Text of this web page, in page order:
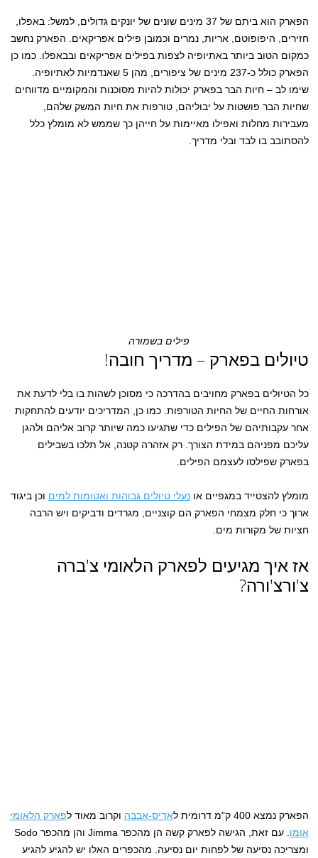
הפארק הוא ביתם של 37 מינים שונים של יונקים גדולים, למשל: באפלו,
חזירים, היפופוטם, אריות, נמרים וכמובן פילים אפריקאים. הפארק נחשב
כמקום הטוב ביותר באתיופיה לצפות בפילים אפריקאים ובבאפלו. כמו כן
הפארק כולל כ-237 מינים של ציפורים, מהן 5 שאנדמיות לאתיופיה.
שימו לב – חיות הבר בפארק יכולות להיות מסוכנות והמקומיים מדווחים
שחיות הבר פושטות על יבוליהם, טורפות את חיות המשק שלהם,
מעבירות מחלות ואפילו מאיימות על חייהן כך שממש לא מומלץ כלל
להסתובב בו לבד ובלי מדריך.
פילים בשמורה
טיולים בפארק – מדריך חובה!
כל הטיולים בפארק מחויבים בהדרכה כי מסוכן לשהות בו בלי לדעת את
אורחות החיים של החיות הטורפות. כמו כן, המדריכים יודעים להתחקות
אחר עקבותיהם של הפילים כדי שתגיעו כמה שיותר קרוב אליהם ולהגן
עליכם מפניהם במידת הצורך. רק אזהרה קטנה, אל תלכו בשבילים
בפארק שפילסו לעצמם הפילים.
מומלץ להצטייד במגפיים אונעלי טיולים גבוהות ואטומות למים וכן ביגוד
ארוך כי חלק מצמחי הפארק הם קוצניים, מגרדים ודביקים ויש הרבה
חציות של מקורות מים.
אז איך מגיעים לפארק הלאומי צ'ברה
צ'ורצ'ורה?
הפארק נמצא 400 ק"מ דרומית ל אדיס-אבבה וקרוב מאוד לפארק הלאומי
אומו
. עם זאת, הגישה לפארק קשה הן מהכפר Jimma והן מהכפר Sodo
ומצריכה נסיעה של לפחות יום נסיעה. מהכפרים האלו יש להגיע להגיע